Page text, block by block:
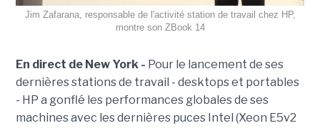
Jim Zafarana, responsable de l'activité station de travail chez HP,
montre son ZBook 14
En direct de New York - Pour le lancement de ses
dernières stations de travail - desktops et portables
- HP a gonflé les performances globales de ses
machines avec les dernières puces Intel (Xeon E5v2